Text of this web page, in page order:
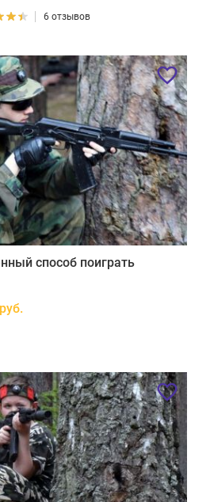
6 отзывов
способ поиграть